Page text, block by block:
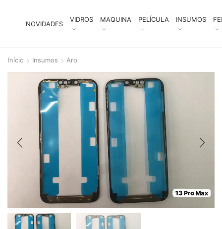
NOVIDADES
VIDROS MAQUINA PELÍCULA INSUMOS
Início Insumos Aro